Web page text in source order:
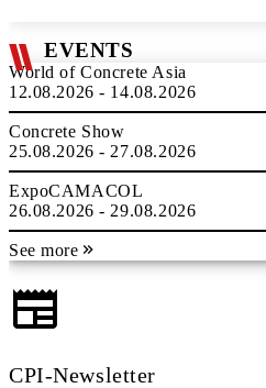
EVENTS
World of Concrete Asia
12.08.2026 - 14.08.2026
Concrete Show
25.08.2026 - 27.08.2026
ExpoCAMACOL
26.08.2026 - 29.08.2026
See more
CPI-Newsletter